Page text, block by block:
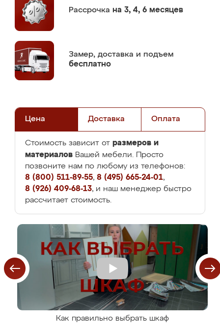
Рассрочка на 3, 4, 6 месяцев
Замер, доставка и подъем
бесплатно
Цена Доставка Оплата
Стоимость зависит от размеров и
материалов Вашей мебели. Просто
позвоните нам по любому из телефонов:
8 (800) 511-89-55, 8 (495) 665-24-01,
8 (926) 409-68-13, и наш менеджер быстро
рассчитает стоимость.
Как правильно выбрать шкаф